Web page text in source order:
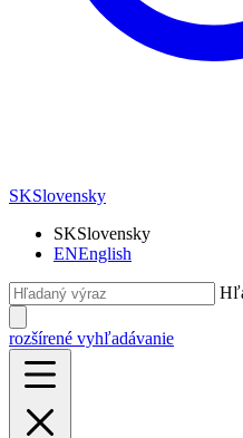
SKSlovensky
SKSlovensky
ENEnglish
rozšírené vyhľadávanie